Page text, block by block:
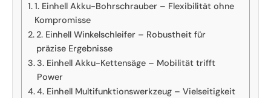
1. Einhell Akku-Bohrschrauber – Flexibilität ohne
Kompromisse
2. Einhell Winkelschleifer – Robustheit für
präzise Ergebnisse
3. Einhell Akku-Kettensäge – Mobilität trifft
Power
4. Einhell Multifunktionswerkzeug – Vielseitigkeit